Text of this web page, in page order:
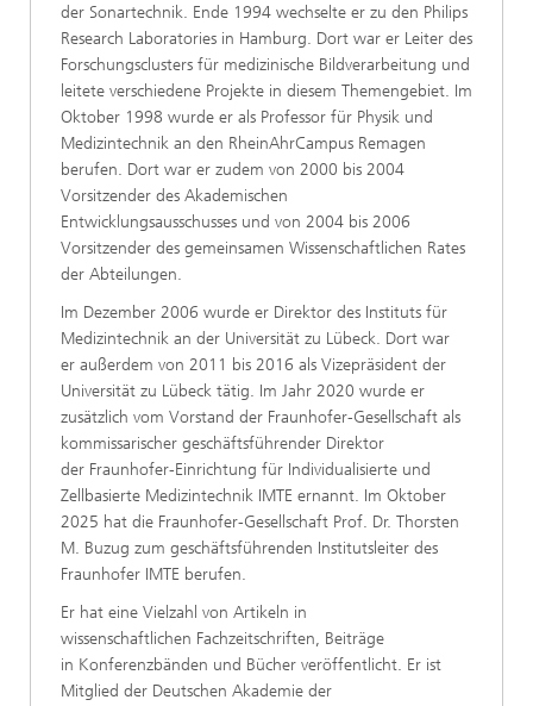
der Sonartechnik. Ende 1994 wechselte er zu den Philips
Research Laboratories in Hamburg. Dort war er Leiter des
Forschungsclusters für medizinische Bildverarbeitung und
leitete verschiedene Projekte in diesem Themengebiet. Im
Oktober 1998 wurde er als Professor für Physik und
Medizintechnik an den RheinAhrCampus Remagen
berufen. Dort war er zudem von 2000 bis 2004
Vorsitzender des Akademischen
Entwicklungsausschusses und von 2004 bis 2006
Vorsitzender des gemeinsamen Wissenschaftlichen Rates
der Abteilungen.
Im Dezember 2006 wurde er Direktor des Instituts für
Medizintechnik an der Universität zu Lübeck. Dort war
er außerdem von 2011 bis 2016 als Vizepräsident der
Universität zu Lübeck tätig. Im Jahr 2020 wurde er
zusätzlich vom Vorstand der Fraunhofer-Gesellschaft als
kommissarischer geschäftsführender Direktor
der Fraunhofer-Einrichtung für Individualisierte und
Zellbasierte Medizintechnik IMTE ernannt. Im Oktober
2025 hat die Fraunhofer-Gesellschaft Prof. Dr. Thorsten
M. Buzug zum geschäftsführenden Institutsleiter des
Fraunhofer IMTE berufen.
Er hat eine Vielzahl von Artikeln in
wissenschaftlichen Fachzeitschriften, Beiträge
in Konferenzbänden und Bücher veröffentlicht. Er ist
Mitglied der Deutschen Akademie der